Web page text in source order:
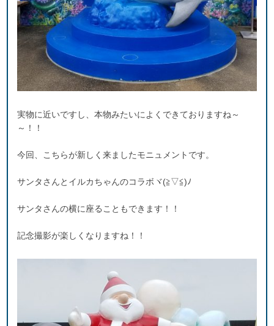
実物に近いですし、本物みたいによくできておりますね～
～！！
今回、こちらが新しく来ましたモニュメントです。
サンタさんとイルカちゃんのコラボヾ(≧▽≦)ﾉ
サンタさんの横に座ることもできます！！
記念撮影が楽しくなりますね！！